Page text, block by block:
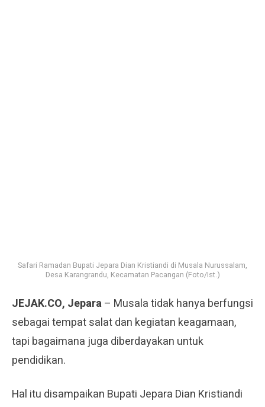
Safari Ramadan Bupati Jepara Dian Kristiandi di Musala Nurussalam,
Desa Karangrandu, Kecamatan Pacangan (Foto/Ist.)
JEJAK.CO, Jepara– Musala tidak hanya berfungsi
sebagai tempat salat dan kegiatan keagamaan,
tapi bagaimana juga diberdayakan untuk
pendidikan.
Hal itu disampaikan Bupati Jepara Dian Kristiandi